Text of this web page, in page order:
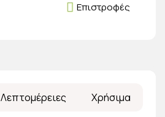
Επιστροφές
Λεπτομέρειες Χρήσιμα